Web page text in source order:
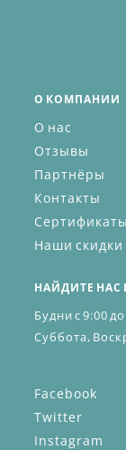
О КОМПАНИИ
О нас
Отзывы
Партнёры
Контакты
Сертификаты
Наши скидки
НАЙДИТЕ НАС
Будни с 9:00
Суббота,
Facebook
Twitter
Instagram